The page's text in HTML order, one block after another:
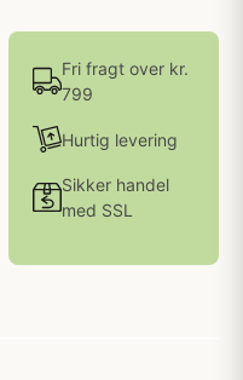
Fri fragt over kr.
799
Hurtig levering
Sikker handel
med SSL